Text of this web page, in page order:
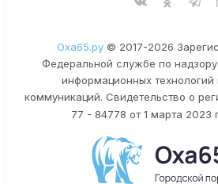
Оха65.ру© 2017-2026
Федеральной службе по
информационных
коммуникаций. Свидетельство о
77 - 84778 от 1 марта 2023